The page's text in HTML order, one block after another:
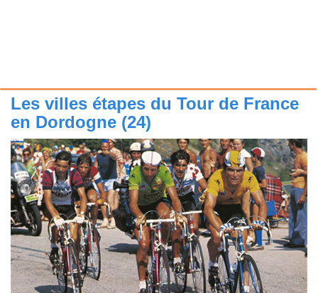
Les villes étapes du Tour de France
en Dordogne (24)